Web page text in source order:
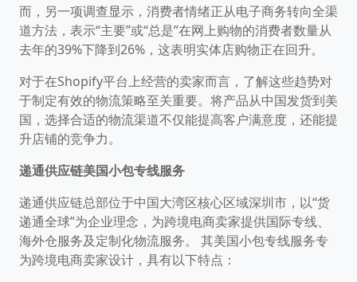
而，另一项调查显示，消费者情绪正从电子商务转向全渠
道方法，表示“主要”或“总是”在网上购物的消费者数量从
去年的39%下降到26%，这表明实体店购物正在回升。
对于在Shopify平台上经营的卖家而言，了解这些趋势对
于制定有效的物流策略至关重要。​将产品从中国发货到美
国，选择合适的物流渠道不仅能提高客户满意度，还能提
升店铺的竞争力。​
递通供应链美国小包专线服务
递通供应链总部位于中国大湾区核心区域深圳市，以“货
递通全球”为企业理念，为跨境电商卖家提供国际专线、
海外仓服务及定制化物流服务。 ​其美国小包专线服务专
为跨境电商卖家设计，具有以下特点：